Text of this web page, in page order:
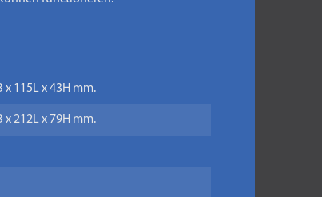
x 115L x 43H mm.
x 212L x 79H mm.